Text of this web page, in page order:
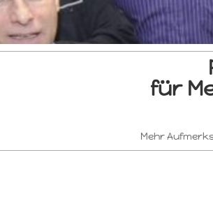
für
Mehr